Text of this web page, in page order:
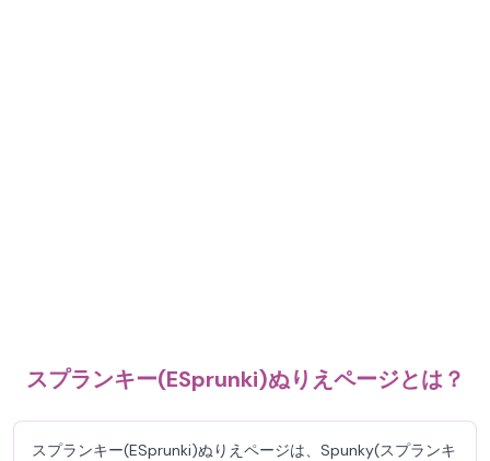
スプランキー(ESprunki)ぬりえページとは？
スプランキー(ESprunki)ぬりえページは、Spunky(スプランキ